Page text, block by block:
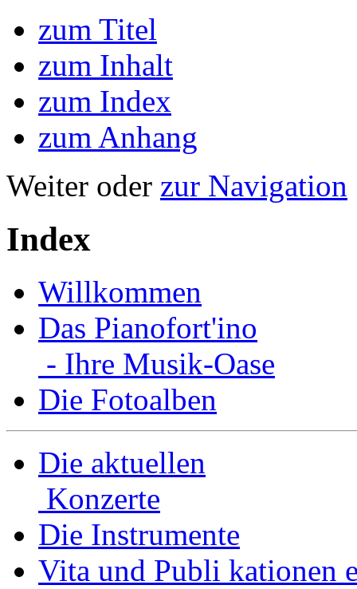
zum Titel
zum Inhalt
zum Index
zum Anhang
Weiter oder zur Navigation
Index
Willkommen
Das Pianofort'ino
- Ihre Musik-Oase
Die Fotoalben
Die aktuellen
Konzerte
Die Instrumente
Vita und Publi­ kationen